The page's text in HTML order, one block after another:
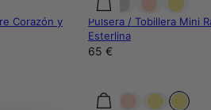
Corazón y
Pulsera / Tobillera Mini
Esterlina
65 €